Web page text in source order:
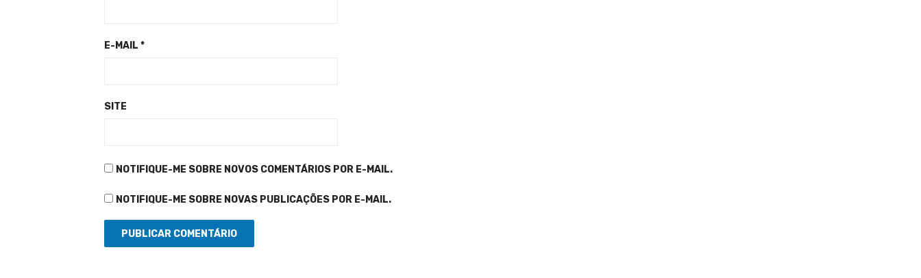
E-MAIL *
SITE
NOTIFIQUE-ME SOBRE NOVOS COMENTÁRIOS POR E-MAIL.
NOTIFIQUE-ME SOBRE NOVAS PUBLICAÇÕES POR E-MAIL.